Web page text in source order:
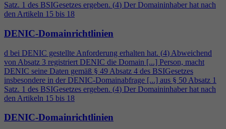
Satz. 1 des BSIGesetzes ergeben. (4) Der Domaininhaber hat nach
den Artikeln 15 bis 18
DENIC-Domainrichtlinien
d bei DENIC gestellte Anforderung erhalten hat. (4) Abweichend
von Absatz 3 registriert DENIC die Domain [...] Person, macht
DENIC seine Daten gemäß § 49 Absatz 4 des BSIGesetzes
insbesondere in der DENIC-Domainabfrage [...] aus § 50 Absatz 1
Satz. 1 des BSIGesetzes ergeben. (4) Der Domaininhaber hat nach
den Artikeln 15 bis 18
DENIC-Domainrichtlinien